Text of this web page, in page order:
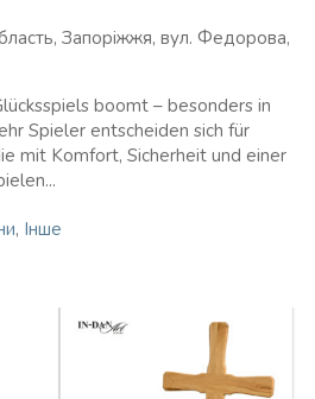
Запоріжжя, вул. Федорова,
boomt – besonders in
Spieler entscheiden sich für
mit Komfort, Sicherheit und einer
, Інше